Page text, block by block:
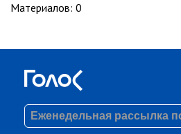
Материалов: 0